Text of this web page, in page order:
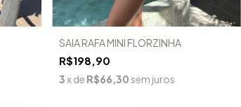
SAIA RAFA MINI FLORZINHA
R$198,90
3x de R$66,30 sem juros